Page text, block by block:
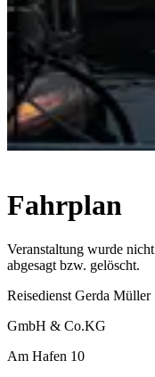
Fahrplan
Veranstaltung wurde
abgesagt bzw. gelöscht.
Reisedienst Gerda Müller
GmbH & Co.KG
Am Hafen 10